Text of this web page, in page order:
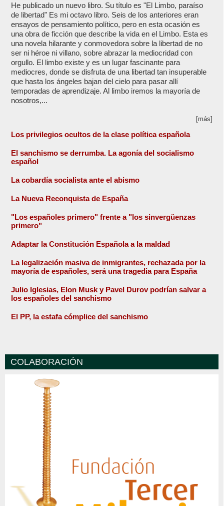
He publicado un nuevo libro. Su título es "El Limbo, paraíso
de libertad" Es mi octavo libro. Seis de los anteriores eran
ensayos de pensamiento político, pero en esta ocasión es
una obra de ficción que describe la vida en el Limbo. Esta es
una novela hilarante y conmovedora sobre la libertad de no
ser ni héroe ni villano, sobre abrazar la mediocridad con
orgullo. El limbo existe y es un lugar fascinante para
mediocres, donde se disfruta de una libertad tan insuperable
que hasta los ángeles bajan del cielo para pasar allí
temporadas de aprendizaje. Al limbo iremos la mayoría de
nosotros,...
[más]
Los privilegios ocultos de la clase política española
El sanchismo se derrumba. La agonía del socialismo
español
La cobardía socialista ante el abismo
La Nueva Reconquista de España
"Los españoles primero" frente a "los sinvergüenzas
primero"
Adaptar la Constitución Española a la maldad
La legalización masiva de inmigrantes, rechazada por la
mayoría de españoles, será una tragedia para España
Julio Iglesias, Elon Musk y Pavel Durov podrían salvar a
los españoles del sanchismo
El PP, la estafa cómplice del sanchismo
COLABORACIÓN